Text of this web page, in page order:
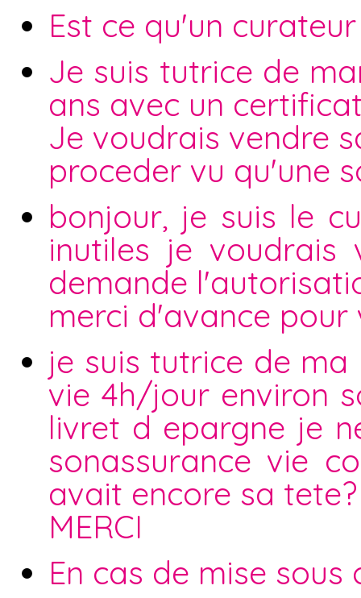
Est ce qu'un
Je suis tutrice de
ans avec un
Je voudrais vendre
proceder vu qu'une
bonjour, je suis le
inutiles je voudrais
demande
merci d'avance pour
je suis tutrice de ma
vie 4h/jour environ
livret d epargne je
sonassurance vie
avait encore sa tete?
MERCI
En cas de mise